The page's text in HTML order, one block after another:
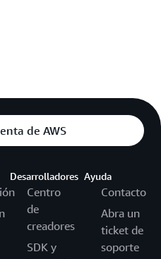
de AWS
Desarrolladores
Centro
de
creadores
SDK y
Ayuda
Contacto
Abra un
ticket de
soporte